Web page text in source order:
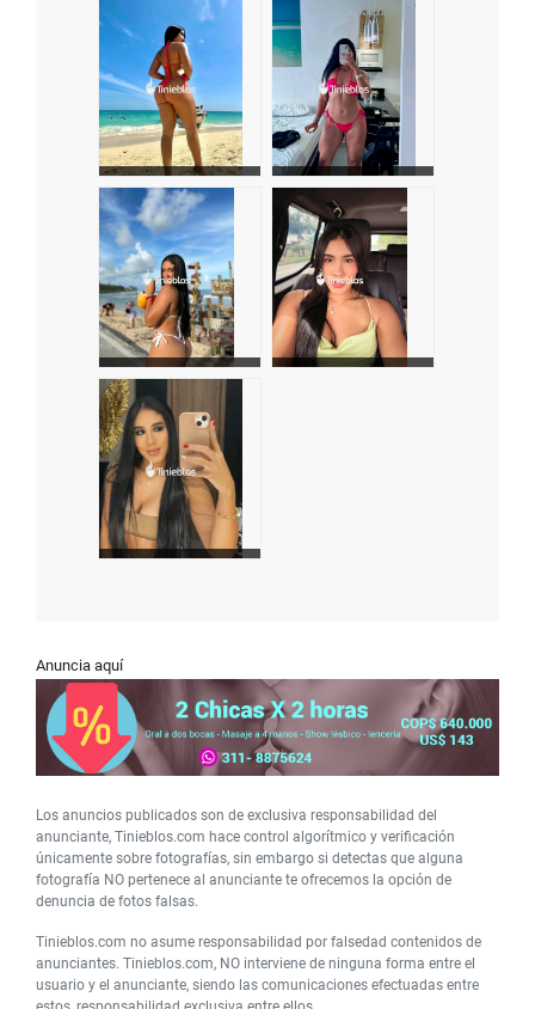
Anuncia aquí
Los anuncios publicados son de exclusiva responsabilidad del
anunciante, Tinieblos.com hace control algorítmico y verificación
únicamente sobre fotografías, sin embargo si detectas que alguna
fotografía NO pertenece al anunciante te ofrecemos la opción de
denuncia de fotos falsas.
Tinieblos.com no asume responsabilidad por falsedad contenidos de
anunciantes. Tinieblos.com, NO interviene de ninguna forma entre el
usuario y el anunciante, siendo las comunicaciones efectuadas entre